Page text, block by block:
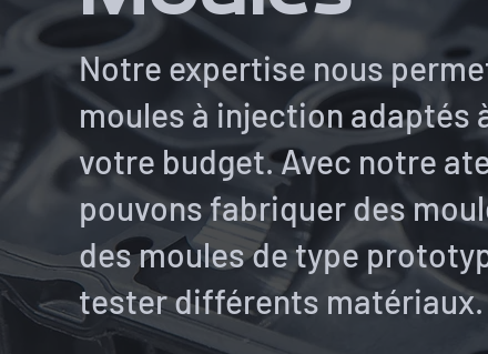
Notre expertise nous
moules à injection adaptés
votre budget. Avec notre
pouvons fabriquer des
des moules de type
tester différents matériaux.